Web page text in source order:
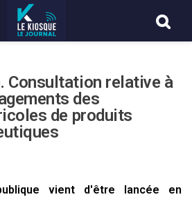
Consultation relative à
des
de produits
vient d'être lancée en